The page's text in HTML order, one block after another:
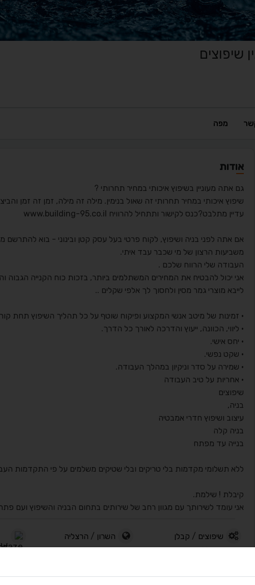
שיפוצים
מפה
אודות
גם אתה מעוניין בשיפוץ איכותי במחיר תחרותי ?
שיפוץ איכותי במחיר תחרותי זה שאול בנימין. מילה זה מילה, זמן זה זמן
עדיין מתלבט?כנס לקישור ותתחיל להרוויח www.building-95.co.il
אם אתה לפני בניה ושיפוץ, לקוח פרטי בעל עסק קטן ובינוני - בוא להתרשם
משביעות הרצון של מי שכבר עבד איתי.
העבודה שלי הרווח שלכם .
אני יכול להבטיח את המחירים המשתלמים ביותר, בזכות כוח הקנייה
לייבא מוצרי גמר מסין ולחסוך לך אלפי שקלים ..
• זמינות של מיטב אנשי המקצוע ופיקוח שוטף על כל תהליך השיפוץ תחת
• ליווי, הכוונה, ייעוץ והדרכה לאורך כל הדרך.
• יחס אישי.
• שקט נפשי.
• שמירה על סדר וניקיון במהלך העבודה.
• אחריות על טיב העבודה
שיפוצים
בניה,
עיצוב ושיפוץ חדרי אמבטיה
בניה קלה
בנייה עד מפתח
ללא תשלומי מקדמות בלי טריקים ובלי שטיקים משלמים על פי התקדמות
קיבלת ! שילמת.
אני עומד לשירותך עם מגוון רחב של שירותים בתחום הבניה והשיפוץ ועם
שיפוצים / קבלן
שיפוציים כללי
השרון / הרצליה